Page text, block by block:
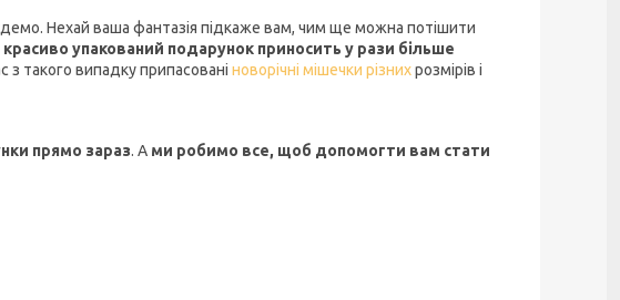
Нехай ваша фантазія підкаже вам, чим ще можна потішити
красиво упакований подарунок приносить у рази більше
такого випадку припасовані новорічні мішечки різнихрозмірів і
прямо зараз. А ми робимо все, щоб допомогти вам стати